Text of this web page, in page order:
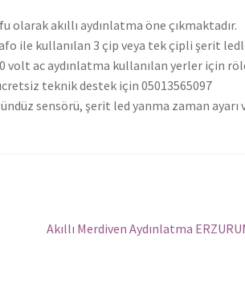
akıllı aydınlatma öne çıkmaktadır.
ile kullanılan 3 çip veya tek çipli şerit
ac aydınlatma kullanılan yerler için
teknik destek için 05013565097
sensörü, şerit led yanma zaman ayarı
Sonraki
Akıllı Merdiven Aydınlatma